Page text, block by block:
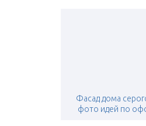
Фасад дома
фото идей по